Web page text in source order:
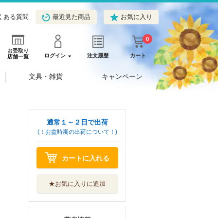
ある質問 最近見た商品 お気に入り
お受取り
店舗一覧
ログイン 注文履歴 カート
0
文具・雑貨 キャンペーン
通常１～２日で出荷
(！お盆時期の出荷について！)
カートに入れる
★お気に入りに追加